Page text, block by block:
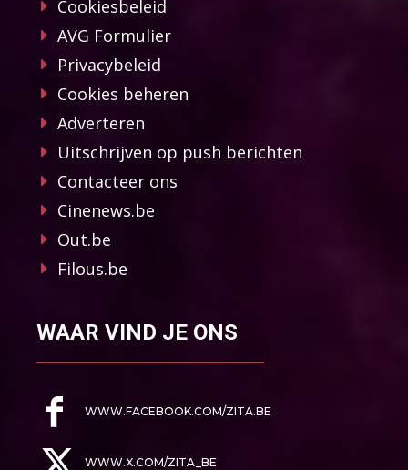
Cookiesbeleid
AVG Formulier
Privacybeleid
Cookies beheren
Adverteren
Uitschrijven op push berichten
Contacteer ons
Cinenews.be
Out.be
Filous.be
WAAR VIND JE ONS
WWW.FACEBOOK.COM/ZITA.BE
WWW.X.COM/ZITA_BE